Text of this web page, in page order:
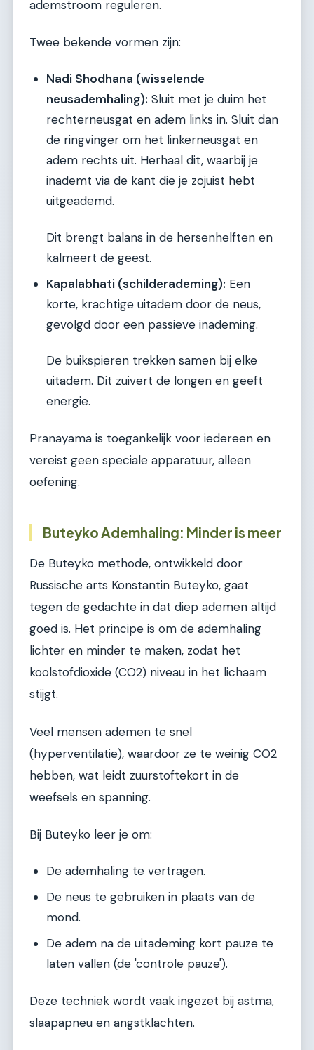
ademstroom reguleren.
Twee bekende vormen zijn:
Nadi Shodhana (wisselende
neusademhaling): Sluit met je duim het
rechterneusgat en adem links in. Sluit dan
de ringvinger om het linkerneusgat en
adem rechts uit. Herhaal dit, waarbij je
inademt via de kant die je zojuist hebt
uitgeademd.
Dit brengt balans in de hersenhelften en
kalmeert de geest.
Kapalabhati (schilderademing): Een
korte, krachtige uitadem door de neus,
gevolgd door een passieve inademing.
De buikspieren trekken samen bij elke
uitadem. Dit zuivert de longen en geeft
energie.
Pranayama is toegankelijk voor iedereen en
vereist geen speciale apparatuur, alleen
oefening.
Buteyko Ademhaling: Minder is meer
De Buteyko methode, ontwikkeld door
Russische arts Konstantin Buteyko, gaat
tegen de gedachte in dat diep ademen altijd
goed is. Het principe is om de ademhaling
lichter en minder te maken, zodat het
koolstofdioxide (CO2) niveau in het lichaam
stijgt.
Veel mensen ademen te snel
(hyperventilatie), waardoor ze te weinig CO2
hebben, wat leidt zuurstoftekort in de
weefsels en spanning.
Bij Buteyko leer je om:
De ademhaling te vertragen.
De neus te gebruiken in plaats van de
mond.
De adem na de uitademing kort pauze te
laten vallen (de 'controle pauze').
Deze techniek wordt vaak ingezet bij astma,
slaapapneu en angstklachten.